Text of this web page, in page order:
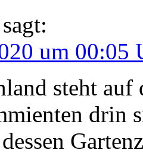
sagt:
um 00:05
steht auf
drin